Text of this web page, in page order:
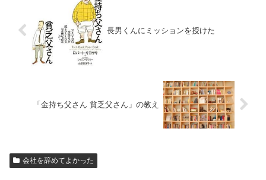
長男くんにミッションを授けた
「金持ち父さん 貧乏父さん」の教え
会社を辞めてよかった